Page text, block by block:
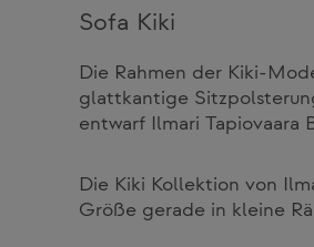
Sofa Kiki
Die Rahmen der Kiki-
glattkantige
entwarf Ilmari Tapiovaara
Die Kiki Kollektion von
Größe gerade in kleine